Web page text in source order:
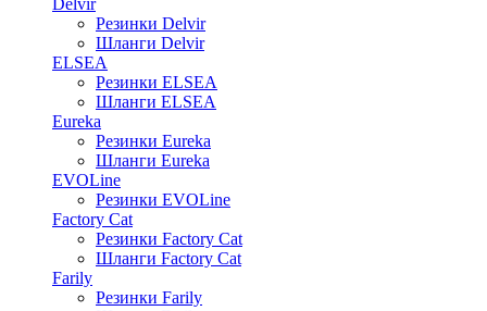
Delvir
Резинки Delvir
Шланги Delvir
ELSEA
Резинки ELSEA
Шланги ELSEA
Eureka
Резинки Eureka
Шланги Eureka
EVOLine
Резинки EVOLine
Factory Cat
Резинки Factory Cat
Шланги Factory Cat
Farily
Резинки Farily